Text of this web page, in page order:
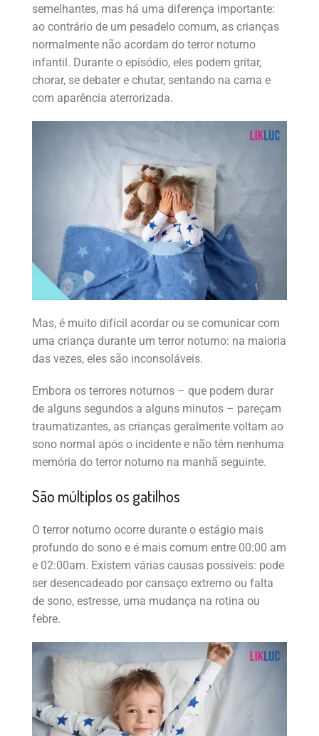
semelhantes, mas há uma diferença importante:
ao contrário de um pesadelo comum, as crianças
normalmente não acordam do terror noturno
infantil. Durante o episódio, eles podem gritar,
chorar, se debater e chutar, sentando na cama e
com aparência aterrorizada.
Mas, é muito difícil acordar ou se comunicar com
uma criança durante um terror noturno: na maioria
das vezes, eles são inconsoláveis.
Embora os terrores noturnos – que podem durar
de alguns segundos a alguns minutos – pareçam
traumatizantes, as crianças geralmente voltam ao
sono normal após o incidente e não têm nenhuma
memória do terror noturno na manhã seguinte.
São múltiplos os gatilhos
O terror noturno ocorre durante o estágio mais
profundo do sono e é mais comum entre 00:00 am
e 02:00am. Existem várias causas possíveis: pode
ser desencadeado por cansaço extremo ou falta
de sono, estresse, uma mudança na rotina ou
febre.